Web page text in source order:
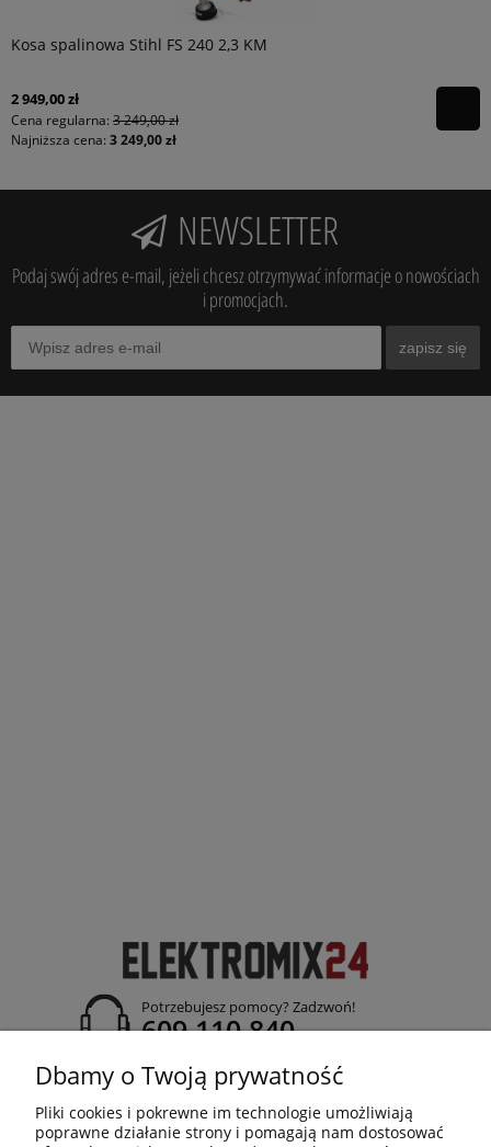
Kosa spalinowa Stihl FS 240 2,3 KM
2 949,00 zł
Cena regularna: 3 249,00 zł
Najniższa cena: 3 249,00 zł
NEWSLETTER
Podaj swój adres e-mail, jeżeli chcesz otrzymywać informacje o nowościach
i promocjach.
zapisz się
Potrzebujesz pomocy? Zadzwoń!
609 110 840
adres:
ul. Jasielska 26; 38-120 Czudec
Dbamy o Twoją prywatność
Pliki cookies i pokrewne im technologie umożliwiają
poprawne działanie strony i pomagają nam dostosować